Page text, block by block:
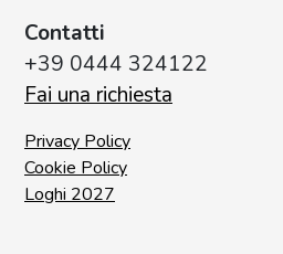
Contatti
+39 0444 324122
Fai una richiesta
Privacy Policy
Cookie Policy
Loghi 2027